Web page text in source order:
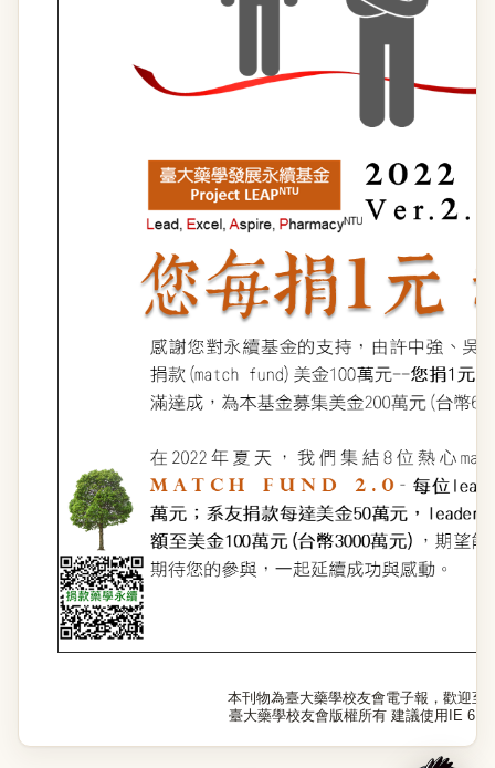
本刊物為臺大藥學校友會電子報，歡迎至
臺大藥學校友會版權所有 建議使用IE 6.0